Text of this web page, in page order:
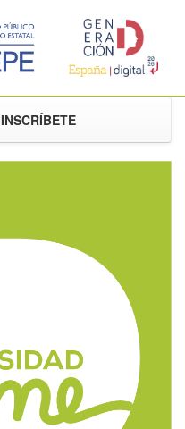
INSCRÍBETE